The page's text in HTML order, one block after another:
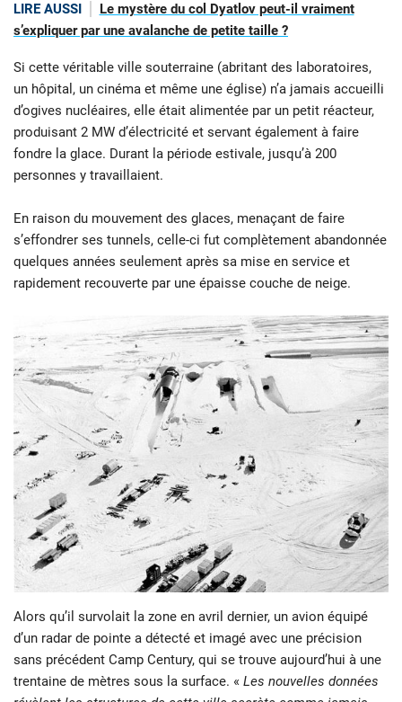
LIRE AUSSI
Le mystère du col Dyatlov peut-il vraiment
s’expliquer par une avalanche de petite taille ?
Si cette véritable ville souterraine (abritant des laboratoires,
un hôpital, un cinéma et même une église) n’a jamais accueilli
d’ogives nucléaires, elle était alimentée par un petit réacteur,
produisant 2 MW d’électricité et servant également à faire
fondre la glace. Durant la période estivale, jusqu’à 200
personnes y travaillaient.
En raison du mouvement des glaces, menaçant de faire
s’effondrer ses tunnels, celle-ci fut complètement abandonnée
quelques années seulement après sa mise en service et
rapidement recouverte par une épaisse couche de neige.
Alors qu’il survolait la zone en avril dernier, un avion équipé
d’un radar de pointe a détecté et imagé avec une précision
sans précédent Camp Century, qui se trouve aujourd’hui à une
trentaine de mètres sous la surface. « Les nouvelles données